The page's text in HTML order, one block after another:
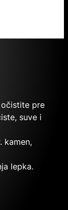
pre
suve i
kamen,
lepka.